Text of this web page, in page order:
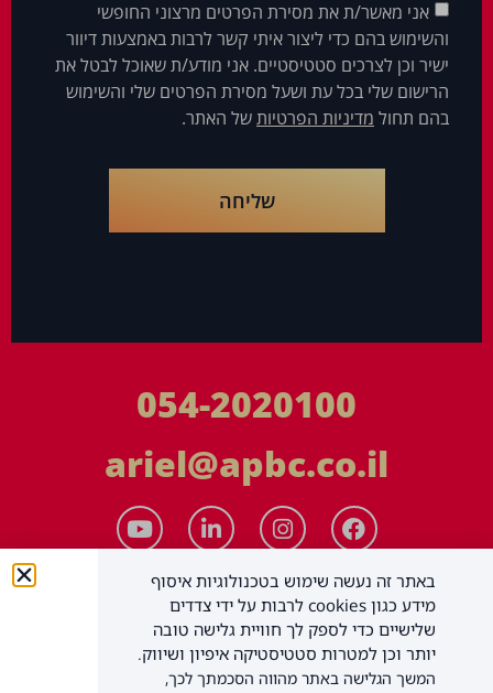
אני מאשר/ת את מסירת הפרטים מרצוני החופשי
והשימוש בהם כדי ליצור איתי קשר לרבות באמצעות דיוור
ישיר וכן לצרכים סטטיסטיים. אני מודע/ת שאוכל לבטל את
הרישום שלי בכל עת ושעל מסירת הפרטים שלי והשימוש
בהם תחול מדיניות הפרטיותשל האתר.
שליחה
054-2020100
ariel@apbc.co.il
באתר זה נעשה שימוש בטכנולוגיות איסוף
מידע כגון cookies לרבות על ידי צדדים
שלישיים כדי לספק לך חוויית גלישה טובה
יותר וכן למטרות סטטיסטיקה איפיון ושיווק.
המשך הגלישה באתר מהווה הסכמתך לכך,